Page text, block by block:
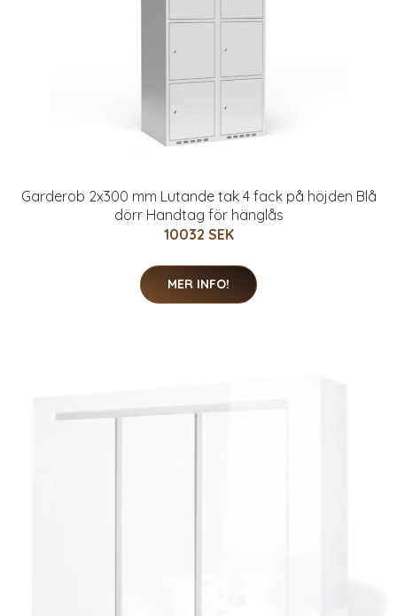
Garderob 2x300 mm Lutande tak 4 fack på höjden Blå
dörr Handtag för hänglås
10032 SEK
MER INFO!